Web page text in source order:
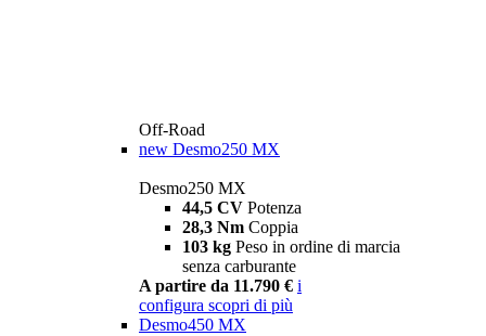
Off-Road
new Desmo250 MX
Desmo250 MX
44,5 CV Potenza
28,3 Nm Coppia
103 kg Peso in ordine di marcia
senza carburante
A partire da 11.790 € i
configura scopri di più
Desmo450 MX